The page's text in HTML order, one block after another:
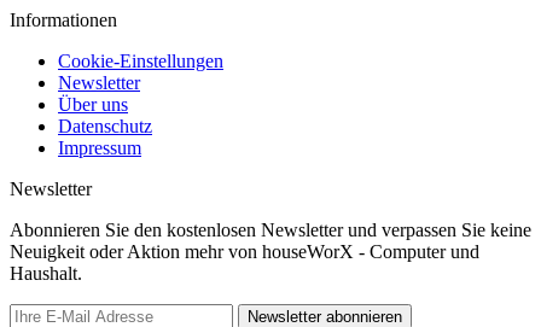
Informationen
Cookie-Einstellungen
Newsletter
Über uns
Datenschutz
Impressum
Newsletter
Abonnieren Sie den kostenlosen Newsletter und verpassen Sie keine
Neuigkeit oder Aktion mehr von houseWorX - Computer und
Haushalt.
Newsletter abonnieren